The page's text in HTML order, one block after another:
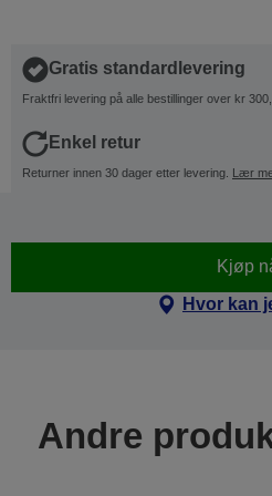
Gratis standardlevering
Fraktfri levering på alle bestillinger over kr
Enkel retur
Returner innen 30 dager etter levering. Lær
Kjøp
Hvor kan
Andre